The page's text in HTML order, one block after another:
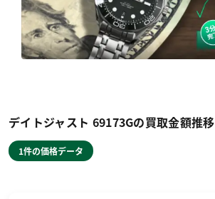
デイトジャスト 69173Gの買取金額推移
1件の価格データ